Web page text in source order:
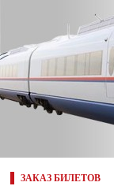
ЗАКАЗ БИЛЕТОВ